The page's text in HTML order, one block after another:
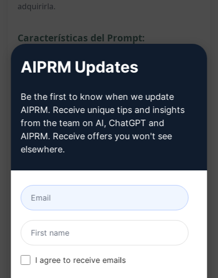
adquirirla.
Características del Prompt:
Proporciona orientación paso a paso para
comprar una lavadora Snowa.
Ofrece detalles sobre diferentes modelos de
lavadoras Snowa.
Presenta información actualizada sobre
precios y ofertas.
Incluye reseñas auténticas de clientes para
ayudar en la toma de decisiones de compra.
Indica los lugares recomendados para
comprar la lavadora Snowa.
Beneficios:
Ahorra tiempo al brindar toda la información
necesaria en un solo lugar.
AIPRM Updates
Be the first to know when we update
AIPRM. Receive unique tips and insights
from the team on AI, ChatGPT and
AIPRM. Receive offers you won't see
elsewhere.
I agree to receive emails